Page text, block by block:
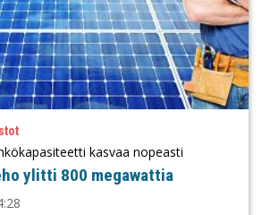
kasvaa nopeasti
ylitti 800 megawattia